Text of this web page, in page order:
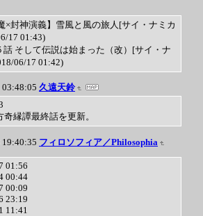
×封神演義】雪風と風の旅人[サイ・ナミカ
17 01:43)
話 そして伝説は始まった（改）[サイ・ナ
06/17 01:42)
久遠天鈴
縁譚最終話を更新。
フィロソフィア／Philosophia
01:56
00:44
00:09
23:19
11:41